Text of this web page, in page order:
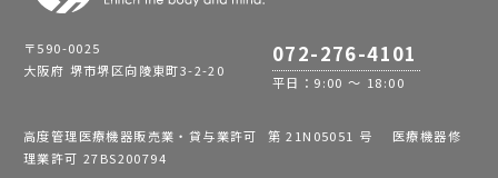
〒590-0025
大阪府 堺市堺区向陵東町3-2-20
072-276-4101
平日：9:00 ～ 18:00
高度管理医療機器販売業・貸与業許可 第 21N05051 号 医療機器修
理業許可 27BS200794